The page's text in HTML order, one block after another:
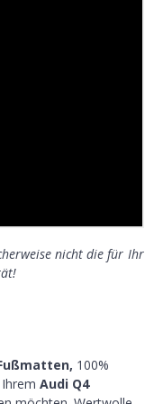
nicht die für Ihr
100%
Audi Q4